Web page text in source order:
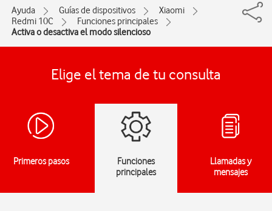
Ayuda Guías de dispositivos
Xiaomi
Redmi 10C
Funciones principales
Activa o desactiva el modo silencioso
Elige el tema de tu consulta
Primeros pasos
Funciones
principales
Llamadas y
mensajes